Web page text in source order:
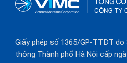
Giấy phép số 1365/GP-TTĐT do
thông Thành phố Hà Nội cấp